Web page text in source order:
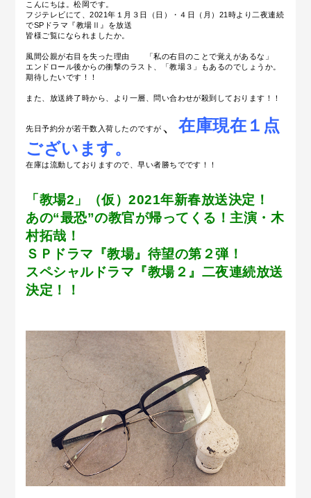
こんにちは。松岡です。
フジテレビにて、2021年１月３日（日）・４日（月）21時より二夜連続
でSPドラマ『教場Ⅱ』を放送
皆様ご覧になられましたか。
風間公親が右目を失った理由
「私の右目のことで覚えがあるな」
エンドロール後からの衝撃のラスト、「教場３」もあるのでしょうか。
期待したいです！！
また、放送終了時から、より一層、問い合わせが殺到しております！！
先日予約分が若干数入荷したのですが 、在庫現在１点
ございます。
在庫は流動しておりますので、早い者勝ちでです！！
「教場2」（仮）2021年新春放送決定！
あの“最恐”の教官が帰ってくる！主演・木
村拓哉！
ＳＰドラマ『教場』待望の第２弾！
スペシャルドラマ『教場２』二夜連続放送
決定！！